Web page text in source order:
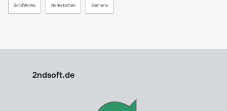
SolidWorks Nemetschek Siemens
2ndsoft.de